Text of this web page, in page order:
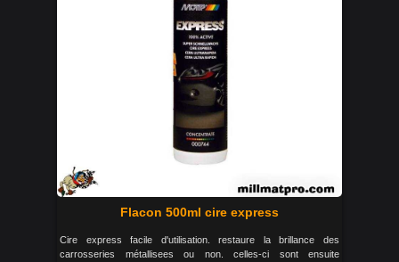
Flacon 500ml cire express
Cire express facile d'utilisation. restaure la brillance des
carrosseries métallisees ou non. celles-ci sont ensuite